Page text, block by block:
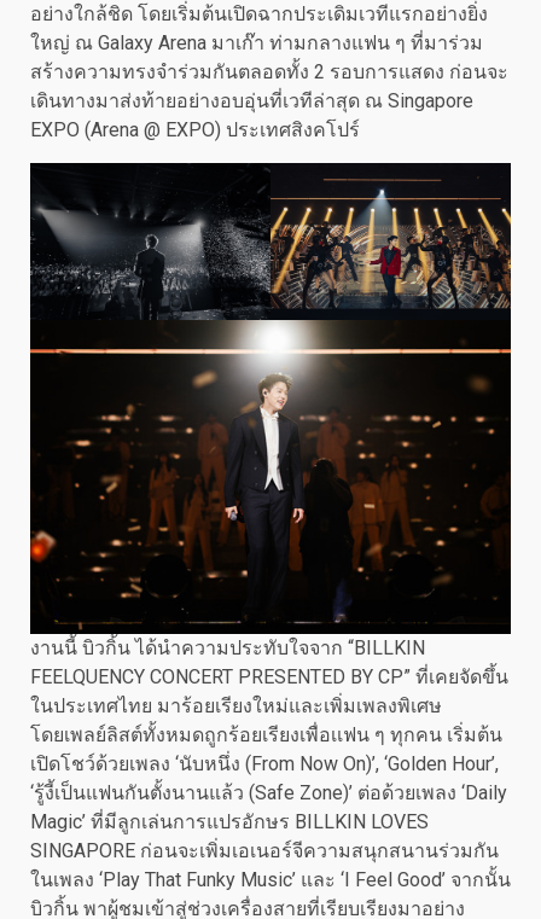
อย่างใกล้ชิด โดยเริ่มต้นเปิดฉากประเดิมเวทีแรกอย่างยิ่ง
ใหญ่ ณ Galaxy Arena มาเก๊า ท่ามกลางแฟน ๆ ที่มาร่วม
สร้างความทรงจำร่วมกันตลอดทั้ง 2 รอบการแสดง ก่อนจะ
เดินทางมาส่งท้ายอย่างอบอุ่นที่เวทีล่าสุด ณ Singapore
EXPO (Arena @ EXPO) ประเทศสิงคโปร์
งานนี้ บิวกิ้น ได้นำความประทับใจจาก “BILLKIN
FEELQUENCY CONCERT PRESENTED BY CP” ที่เคยจัดขึ้น
ในประเทศไทย มาร้อยเรียงใหม่และเพิ่มเพลงพิเศษ
โดยเพลย์ลิสต์ทั้งหมดถูกร้อยเรียงเพื่อเเฟน ๆ ทุกคน เริ่มต้น
เปิดโชว์ด้วยเพลง ‘นับหนึ่ง (From Now On)’, ‘Golden Hour’,
‘รู้งี้เป็นแฟนกันตั้งนานแล้ว (Safe Zone)’ ต่อด้วยเพลง ‘Daily
Magic’ ที่มีลูกเล่นการแปรอักษร BILLKIN LOVES
SINGAPORE ก่อนจะเพิ่มเอเนอร์จีความสนุกสนานร่วมกัน
ในเพลง ‘Play That Funky Music’ และ ‘I Feel Good’ จากนั้น
บิวกิ้น พาผู้ชมเข้าสู่ช่วงเครื่องสายที่เรียบเรียงมาอย่าง